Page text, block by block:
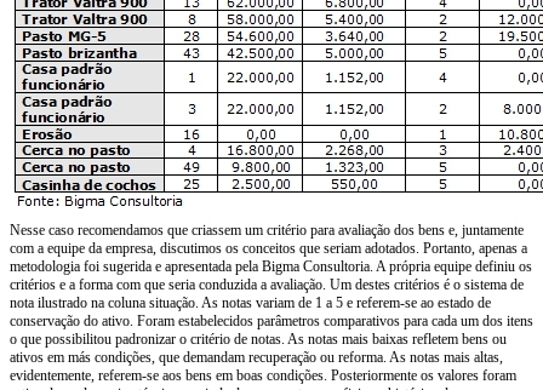
Nesse caso recomendamos que criassem um critério para avaliação dos bens e, juntamente
com a equipe da empresa, discutimos os conceitos que seriam adotados. Portanto, apenas a
metodologia foi sugerida e apresentada pela Bigma Consultoria. A própria equipe definiu os
critérios e a forma com que seria conduzida a avaliação. Um destes critérios é o sistema de
nota ilustrado na coluna situação. As notas variam de 1 a 5 e referem-se ao estado de
conservação do ativo. Foram estabelecidos parâmetros comparativos para cada um dos itens
o que possibilitou padronizar o critério de notas. As notas mais baixas refletem bens ou
ativos em más condições, que demandam recuperação ou reforma. As notas mais altas,
evidentemente, referem-se aos bens em boas condições. Posteriormente os valores foram